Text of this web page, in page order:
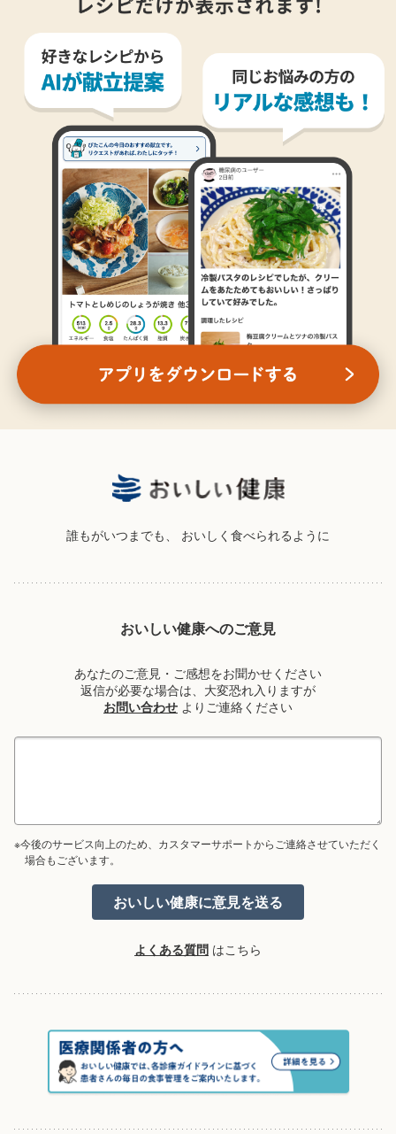
誰もがいつまでも、 おいしく食べられるように
おいしい健康へのご意見
あなたのご意見・ご感想をお聞かせください
返信が必要な場合は、大変恐れ入りますが
お問い合わせ よりご連絡ください
※今後のサービス向上のため、カスタマーサポートからご連絡させていただく
場合もございます。
よくある質問 はこちら